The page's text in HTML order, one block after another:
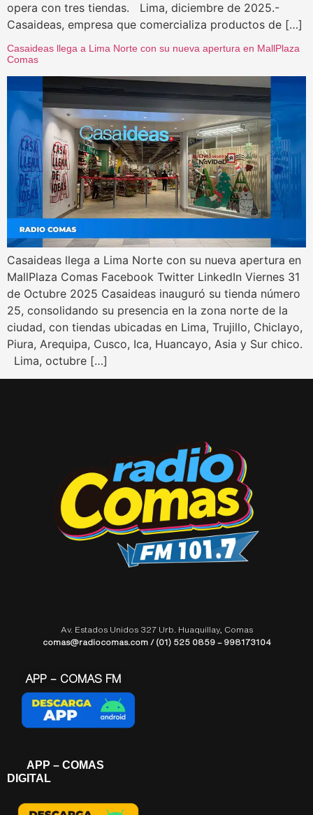
opera con tres tiendas. Lima, diciembre de 2025.-
Casaideas, empresa que comercializa productos de […]
Casaideas llega a Lima Norte con su nueva apertura en MallPlaza
Comas
Casaideas llega a Lima Norte con su nueva apertura en
MallPlaza Comas Facebook Twitter LinkedIn Viernes 31
de Octubre 2025 Casaideas inauguró su tienda número
25, consolidando su presencia en la zona norte de la
ciudad, con tiendas ubicadas en Lima, Trujillo, Chiclayo,
Piura, Arequipa, Cusco, Ica, Huancayo, Asia y Sur chico.
Lima, octubre […]
Av. Estados Unidos 327 Urb. Huaquillay, Comas
comas@radiocomas.com / (01) 525 0859 – 998173104
APP – COMAS FM
APP – COMAS
DIGITAL